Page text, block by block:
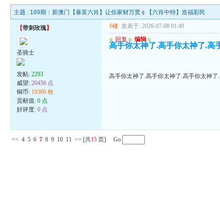
主题 : 189期：新澳门【暴富六肖】让你家财万贯￠【六肖中特】造福彩民
【带刺玫瑰】
圣骑士
发帖:2293
威望:20456 点
铜币: 10360 枚
贡献值:0 点
好评度:0 点
6楼 发表于: 2026-07-08 01:49
u 回复 u 编辑 u
高手你太神了.高手你太神了.高
高手你太神了.高手你太神了.高手你太神了.
<< 4 5 6 7 8 9 10 11 >> [共15 页] Go